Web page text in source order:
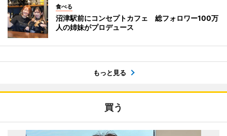
食べる
沼津駅前にコンセプトカフェ 総フォロワー100万
人の姉妹がプロデュース
もっと見る
買う